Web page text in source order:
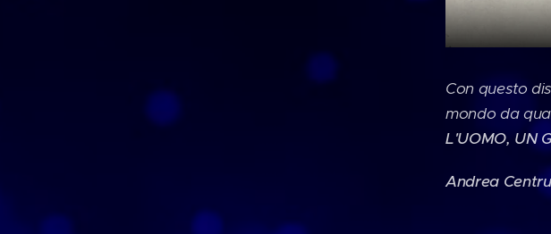
Con questo
mondo da
L'UOMO, UN
Andrea